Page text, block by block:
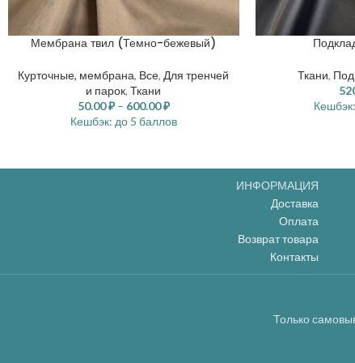
Мембрана твил (Темно-бежевый)
Курточные, мембрана, Все,Для тренчей
и парок,Ткани
50.00₽ – 600.00₽
Кешбэк: до 5 баллов
Ткани,
Кешбэк:
ИНФОРМАЦИЯ
Доставка
Оплата
Возврат товара
Контакты
Только